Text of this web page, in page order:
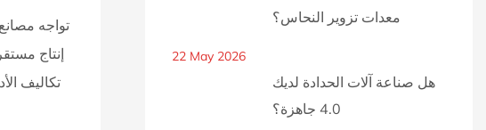
تواجه
إنتاج
تكاليف
معدات تزوير النحاس؟
22 May 2026
هل صناعة آلات الحدادة لديك
4.0 جاهزة؟